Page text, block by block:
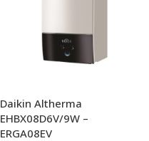
Daikin Altherma
EHBX08D6V/9W –
ERGA08EV